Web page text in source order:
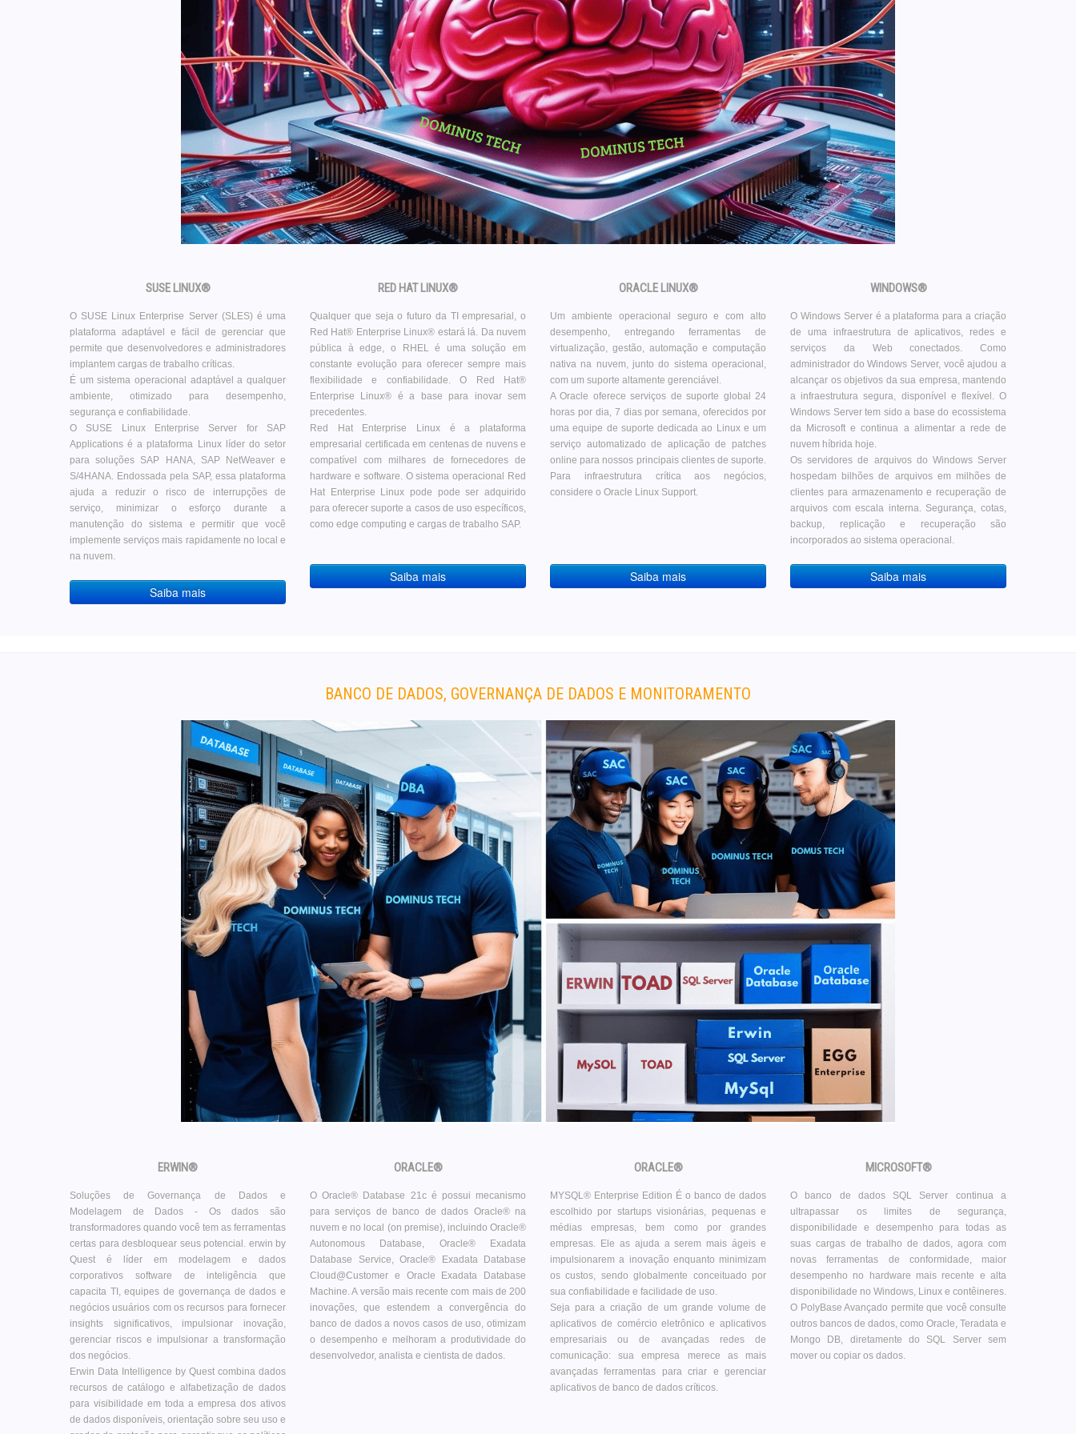
SUSE LINUX®
O SUSE Linux Enterprise Server (SLES) é uma
plataforma adaptável e fácil de gerenciar que
permite que desenvolvedores e administradores
implantem cargas de trabalho críticas.
É um sistema operacional adaptável a qualquer
ambiente, otimizado para desempenho,
segurança e confiabilidade.
O SUSE Linux Enterprise Server for SAP
Applications é a plataforma Linux líder do setor
para soluções SAP HANA, SAP NetWeaver e
S/4HANA. Endossada pela SAP, essa plataforma
ajuda a reduzir o risco de interrupções de
serviço, minimizar o esforço durante a
manutenção do sistema e permitir que você
implemente serviços mais rapidamente no local e
na nuvem.
Saiba mais
RED HAT LINUX®
Qualquer que seja o futuro da TI empresarial, o
Red Hat® Enterprise Linux® estará lá. Da nuvem
pública à edge, o RHEL é uma solução em
constante evolução para oferecer sempre mais
flexibilidade e confiabilidade. O Red Hat®
Enterprise Linux® é a base para inovar sem
precedentes.
Red Hat Enterprise Linux é a plataforma
empresarial certificada em centenas de nuvens e
compatível com milhares de fornecedores de
hardware e software. O sistema operacional Red
Hat Enterprise Linux pode pode ser adquirido
para oferecer suporte a casos de uso específicos,
como edge computing e cargas de trabalho SAP.
Saiba mais
ORACLE LINUX®
Um ambiente operacional seguro e com alto
desempenho, entregando ferramentas de
virtualização, gestão, automação e computação
nativa na nuvem, junto do sistema operacional,
com um suporte altamente gerenciável.
A Oracle oferece serviços de suporte global 24
horas por dia, 7 dias por semana, oferecidos por
uma equipe de suporte dedicada ao Linux e um
serviço automatizado de aplicação de patches
online para nossos principais clientes de suporte.
Para infraestrutura crítica aos negócios,
considere o Oracle Linux Support.
Saiba mais
WINDOWS®
O Windows Server é a plataforma para a criação
de uma infraestrutura de aplicativos, redes e
serviços da Web conectados. Como
administrador do Windows Server, você ajudou a
alcançar os objetivos da sua empresa, mantendo
a infraestrutura segura, disponível e flexível. O
Windows Server tem sido a base do ecossistema
da Microsoft e continua a alimentar a rede de
nuvem híbrida hoje.
Os servidores de arquivos do Windows Server
hospedam bilhões de arquivos em milhões de
clientes para armazenamento e recuperação de
arquivos com escala interna. Segurança, cotas,
backup, replicação e recuperação são
incorporados ao sistema operacional.
Saiba mais
BANCO DE DADOS, GOVERNANÇA DE DADOS E MONITORAMENTO
ERWIN®
Soluções de Governança de Dados e
Modelagem de Dados - Os dados são
transformadores quando você tem as ferramentas
certas para desbloquear seus potencial. erwin by
Quest é líder em modelagem e dados
corporativos software de inteligência que
capacita TI, equipes de governança de dados e
negócios usuários com os recursos para fornecer
insights significativos, impulsionar inovação,
gerenciar riscos e impulsionar a transformação
dos negócios.
Erwin Data Intelligence by Quest combina dados
recursos de catálogo e alfabetização de dados
para visibilidade em toda a empresa dos ativos
de dados disponíveis, orientação sobre seu uso e
ORACLE®
O Oracle® Database 21c é possui mecanismo
para serviços de banco de dados Oracle® na
nuvem e no local (on premise), incluindo Oracle®
Autonomous Database, Oracle® Exadata
Database Service, Oracle® Exadata Database
Cloud@Customer e Oracle Exadata Database
Machine. A versão mais recente com mais de 200
inovações, que estendem a convergência do
banco de dados a novos casos de uso, otimizam
o desempenho e melhoram a produtividade do
desenvolvedor, analista e cientista de dados.
ORACLE®
MYSQL® Enterprise Edition É o banco de dados
escolhido por startups visionárias, pequenas e
médias empresas, bem como por grandes
empresas. Ele as ajuda a serem mais ágeis e
impulsionarem a inovação enquanto minimizam
os custos, sendo globalmente conceituado por
sua confiabilidade e facilidade de uso.
Seja para a criação de um grande volume de
aplicativos de comércio eletrônico e aplicativos
empresariais ou de avançadas redes de
comunicação: sua empresa merece as mais
avançadas ferramentas para criar e gerenciar
aplicativos de banco de dados críticos.
MICROSOFT®
O banco de dados SQL Server continua a
ultrapassar os limites de segurança,
disponibilidade e desempenho para todas as
suas cargas de trabalho de dados, agora com
novas ferramentas de conformidade, maior
desempenho no hardware mais recente e alta
disponibilidade no Windows, Linux e contêineres.
O PolyBase Avançado permite que você consulte
outros bancos de dados, como Oracle, Teradata e
Mongo DB, diretamente do SQL Server sem
mover ou copiar os dados.